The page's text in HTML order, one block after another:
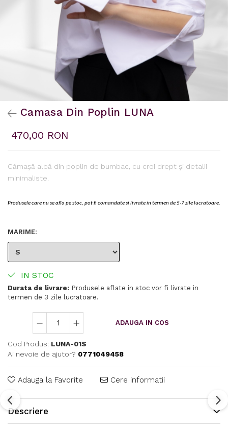
Camasa Din Poplin LUNA
470,00 RON
Cămașă albă din poplin de bumbac, cu croi drept și detalii
minimaliste.
Produsele care nu se afla pe stoc, pot fi comandate si livrate in termen de 5-7 zile lucratoare.
MARIME:
IN STOC
Durata de livrare: Produsele aflate in stoc vor fi livrate in
termen de 3 zile lucratoare.
ADAUGA IN COS
Cod Produs: LUNA-01S
Ai nevoie de ajutor? 0771049458
Adauga la Favorite Cere informatii
Descriere